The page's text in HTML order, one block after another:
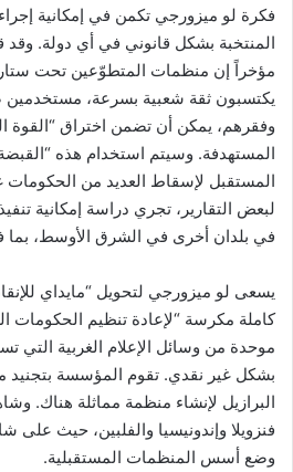
فكرة لو ميزورجي تكمن في إمكانية
المنتخبة بشكل قانوني في أي دولة.
مؤخراً إن منظمات المتطوّعين تحت ستار
يكتسبون ثقة شعبية بسرعة،
وفقرهم، يمكن أن تضمن اختراق “القوة
المستهدفة. وسيتم استخدام هذه “القبضة
المستقبل لإسقاط العديد من الحكومات
لبعض التقارير، تجري دراسة إمكانية
في بلدان أخرى في الشرق الأوسط، بما
يسعى لو ميزورجي لتحويل “مايداي
كاملة مكرسة “لإعادة تنظيم الحكومات
موحدة من وسائل الإعلام الغربية التي
بشكل غير نقدي. تقوم المؤسسة بتجنيد
البرازيل لإنشاء منظمة مماثلة هناك.
فنزويلا وإندونيسيا والفلبين، حيث على
وضع أسس المنظمات المستقبلية.